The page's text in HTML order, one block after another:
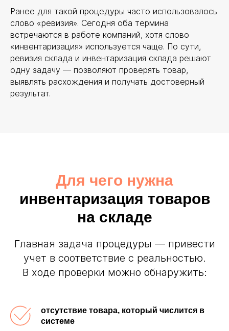
Ранее для такой процедуры часто использовалось
слово «ревизия». Сегодня оба термина
встречаются в работе компаний, хотя слово
«инвентаризация» используется чаще. По сути,
ревизия склада и инвентаризация склада решают
одну задачу — позволяют проверять товар,
выявлять расхождения и получать достоверный
результат.
Для чего нужна
инвентаризация товаров
на складе
Главная задача процедуры — привести
учет в соответствие с реальностью.
В ходе проверки можно обнаружить:
отсутствие товара, который числится в
системе